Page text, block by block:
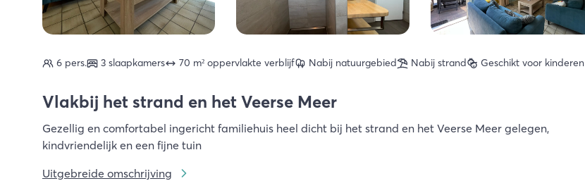
6 pers. 3 slaapkamers 70 m² oppervlakte verblijf Nabij natuurgebied Nabij strand Geschikt voor kinderen
Vlakbij het strand en het Veerse Meer
Gezellig en comfortabel ingericht familiehuis heel dicht bij het strand en het Veerse Meer gelegen,
kindvriendelijk en een fijne tuin
Uitgebreide omschrijving